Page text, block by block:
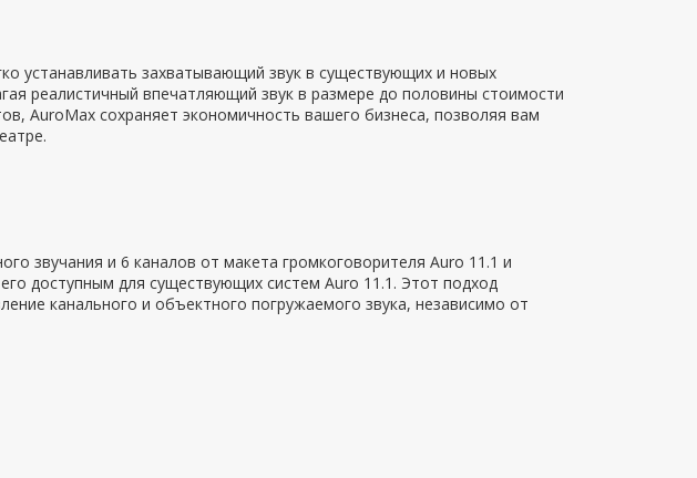
устанавливать захватывающий звук в существующих и новых
реалистичный впечатляющий звук в размере до половины стоимости
AuroMax сохраняет экономичность вашего бизнеса, позволяя вам
звучания и 6 каналов от макета громкоговорителя Auro 11.1 и
доступным для существующих систем Auro 11.1. Этот подход
канального и объектного погружаемого звука, независимо от